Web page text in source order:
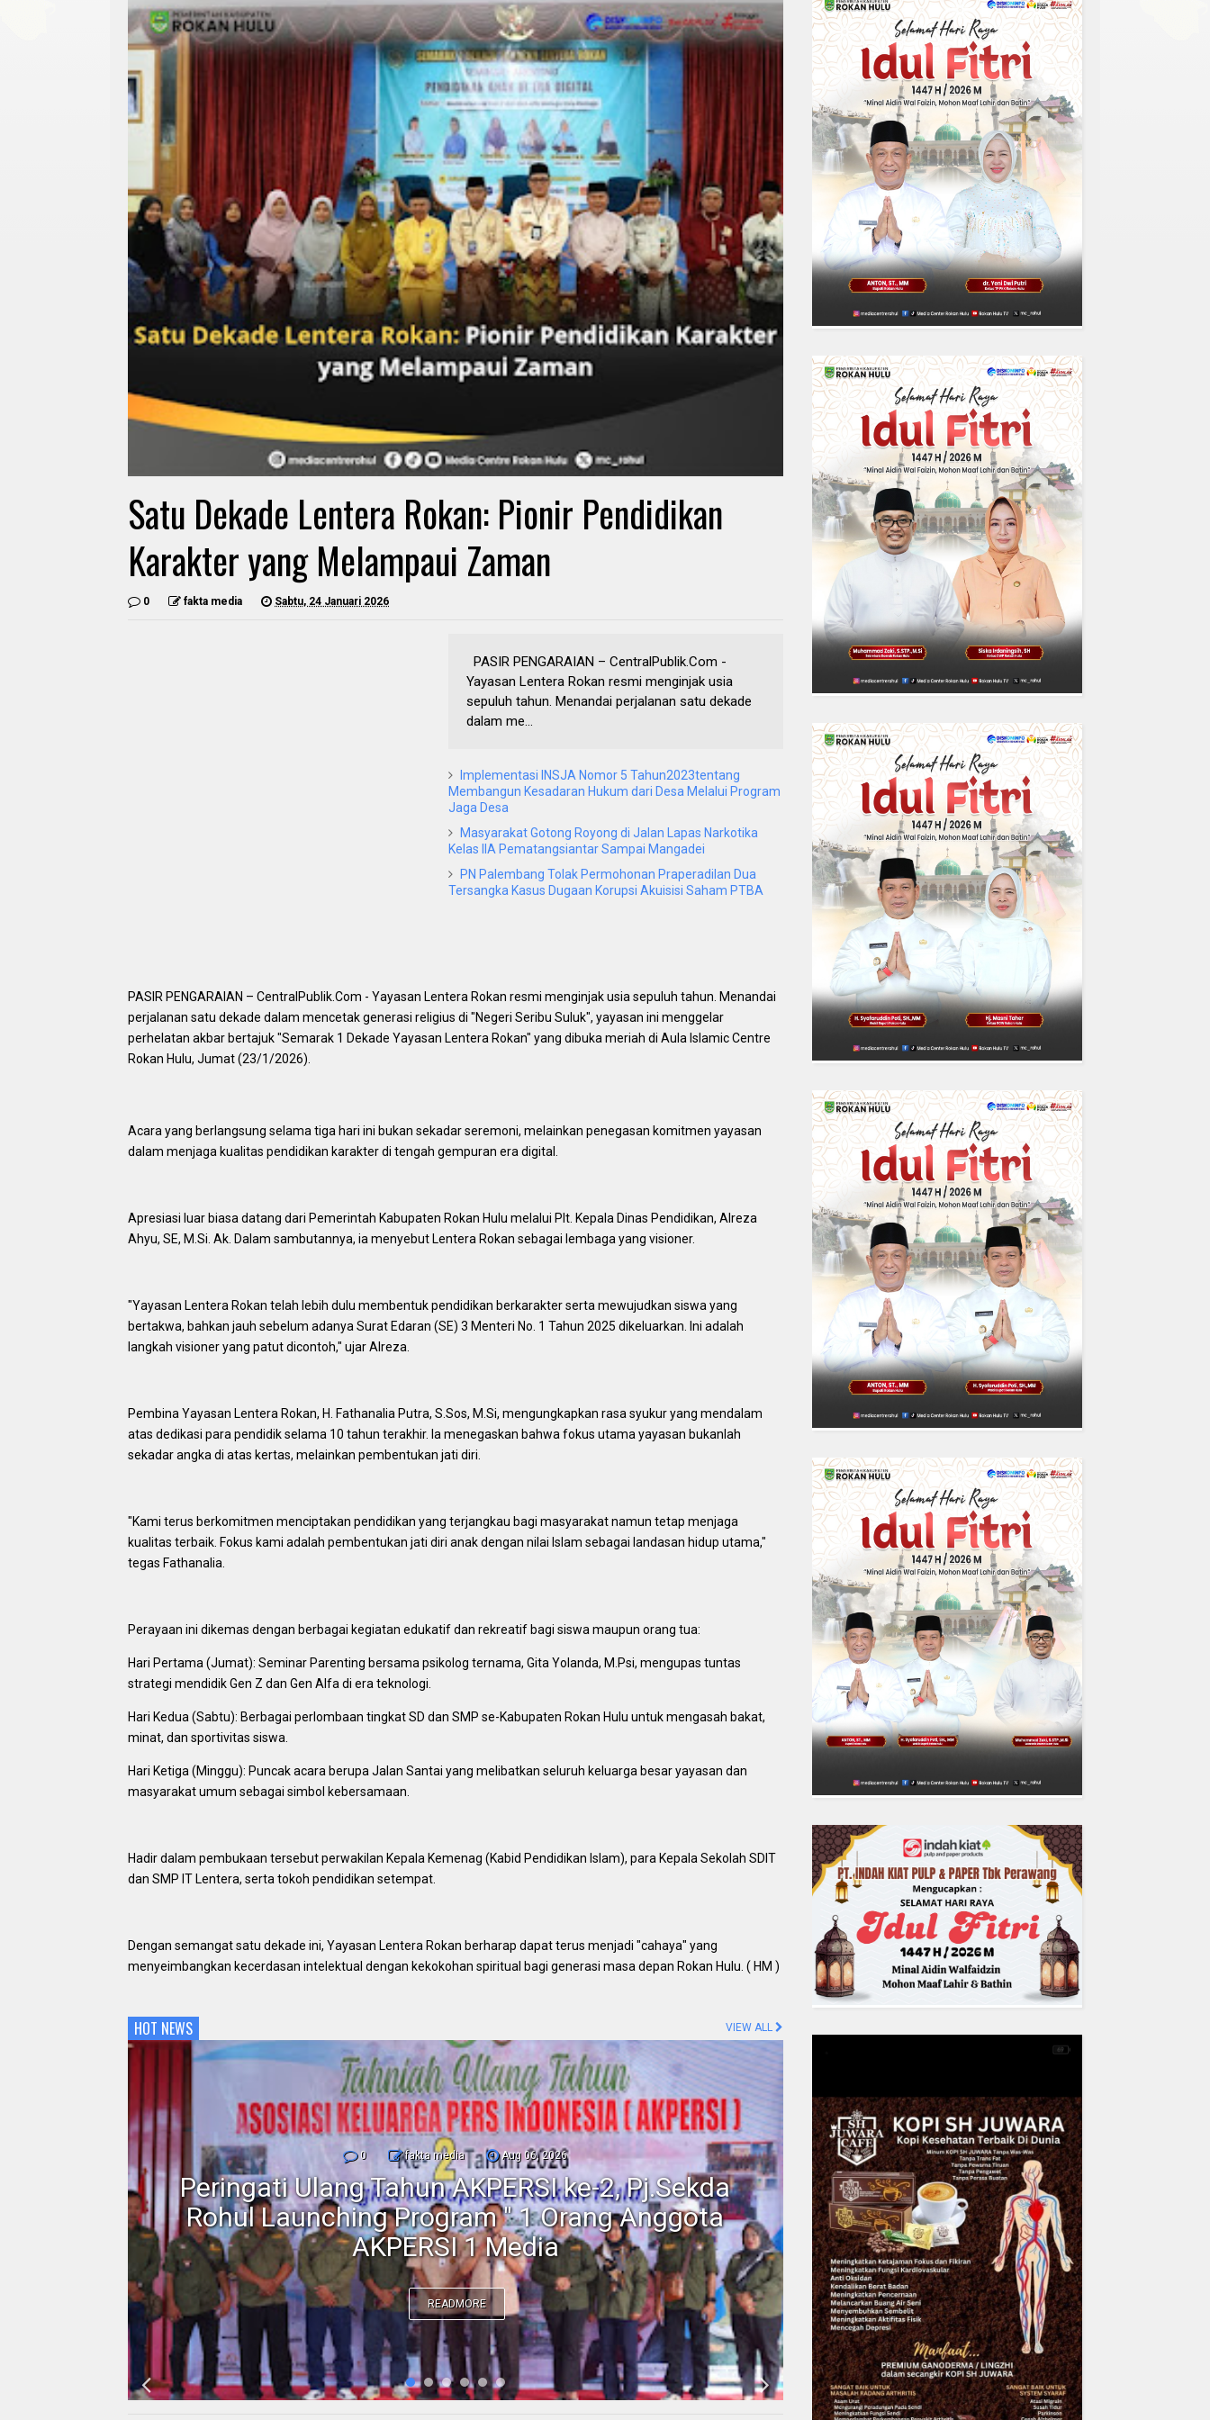
Satu Dekade Lentera Rokan: Pionir Pendidikan
Karakter yang Melampaui Zaman
0 fakta media Sabtu, 24 Januari 2026
​PASIR PENGARAIAN – CentralPublik.Com -
Yayasan Lentera Rokan resmi menginjak usia
sepuluh tahun. Menandai perjalanan satu dekade
dalam me...
Implementasi INSJA Nomor 5 Tahun2023tentang
Membangun Kesadaran Hukum dari Desa Melalui Program
Jaga Desa
Masyarakat Gotong Royong di Jalan Lapas Narkotika
Kelas IIA Pematangsiantar Sampai Mangadei
PN Palembang Tolak Permohonan Praperadilan Dua
Tersangka Kasus Dugaan Korupsi Akuisisi Saham PTBA
​PASIR PENGARAIAN – CentralPublik.Com - Yayasan Lentera Rokan resmi menginjak usia sepuluh tahun. Menandai
perjalanan satu dekade dalam mencetak generasi religius di "Negeri Seribu Suluk", yayasan ini menggelar
perhelatan akbar bertajuk "Semarak 1 Dekade Yayasan Lentera Rokan" yang dibuka meriah di Aula Islamic Centre
Rokan Hulu, Jumat (23/1/2026).
​Acara yang berlangsung selama tiga hari ini bukan sekadar seremoni, melainkan penegasan komitmen yayasan
dalam menjaga kualitas pendidikan karakter di tengah gempuran era digital.
​Apresiasi luar biasa datang dari Pemerintah Kabupaten Rokan Hulu melalui Plt. Kepala Dinas Pendidikan, Alreza
Ahyu, SE, M.Si. Ak. Dalam sambutannya, ia menyebut Lentera Rokan sebagai lembaga yang visioner.
​"Yayasan Lentera Rokan telah lebih dulu membentuk pendidikan berkarakter serta mewujudkan siswa yang
bertakwa, bahkan jauh sebelum adanya Surat Edaran (SE) 3 Menteri No. 1 Tahun 2025 dikeluarkan. Ini adalah
langkah visioner yang patut dicontoh," ujar Alreza.
​Pembina Yayasan Lentera Rokan, H. Fathanalia Putra, S.Sos, M.Si, mengungkapkan rasa syukur yang mendalam
atas dedikasi para pendidik selama 10 tahun terakhir. Ia menegaskan bahwa fokus utama yayasan bukanlah
sekadar angka di atas kertas, melainkan pembentukan jati diri.
​"Kami terus berkomitmen menciptakan pendidikan yang terjangkau bagi masyarakat namun tetap menjaga
kualitas terbaik. Fokus kami adalah pembentukan jati diri anak dengan nilai Islam sebagai landasan hidup utama,"
tegas Fathanalia.
​Perayaan ini dikemas dengan berbagai kegiatan edukatif dan rekreatif bagi siswa maupun orang tua:
​Hari Pertama (Jumat): Seminar Parenting bersama psikolog ternama, Gita Yolanda, M.Psi, mengupas tuntas
strategi mendidik Gen Z dan Gen Alfa di era teknologi.
​Hari Kedua (Sabtu): Berbagai perlombaan tingkat SD dan SMP se-Kabupaten Rokan Hulu untuk mengasah bakat,
minat, dan sportivitas siswa.
​Hari Ketiga (Minggu): Puncak acara berupa Jalan Santai yang melibatkan seluruh keluarga besar yayasan dan
masyarakat umum sebagai simbol kebersamaan.
​Hadir dalam pembukaan tersebut perwakilan Kepala Kemenag (Kabid Pendidikan Islam), para Kepala Sekolah SDIT
dan SMP IT Lentera, serta tokoh pendidikan setempat.
​Dengan semangat satu dekade ini, Yayasan Lentera Rokan berharap dapat terus menjadi "cahaya" yang
menyeimbangkan kecerdasan intelektual dengan kekokohan spiritual bagi generasi masa depan Rokan Hulu. ( HM )
HOT NEWS VIEW ALL
0 fakta media Aug 06, 2026
Peringati Ulang Tahun AKPERSI ke-2, Pj.Sekda
Rohul Launching Program " 1 Orang Anggota
AKPERSI 1 Media
READMORE
0 fakta media
Polres Inhil bersama Pemkab
Riau Perkuat Sinergi Tangani
Liar di